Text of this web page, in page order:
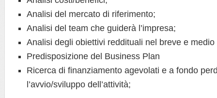
Analisi del mercato di riferimento;
Analisi del team che guiderà l’impresa;
Analisi degli obiettivi reddituali nel breve e medio
Predisposizione del Business Plan
Ricerca di finanziamento agevolati e a fondo
l’avvio/sviluppo dell’attività;